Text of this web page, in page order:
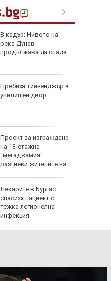
В кадър: Нивото на
река Дунав
продължава да спада
Пребиха тийнейджър в
училищен двор
Проект за изграждане
на 13-етажна
"мегаджамия"
разгневи жителите на
Лекарите в Бургас
спасиха пациент с
тежка легионелна
инфекция